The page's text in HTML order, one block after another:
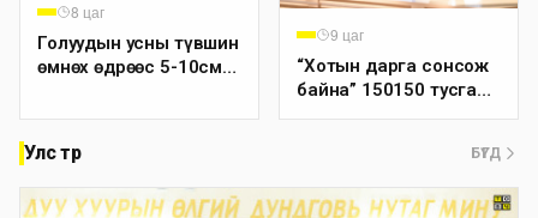
8 цаг
Голуудын усны түвшин
өмнөх өдрөөс 5-10см
9 цаг
“Хотын дарга сонсож
байна” 150150 тусгай
дугаарыг наймдугаар
Улс төр БҮГД